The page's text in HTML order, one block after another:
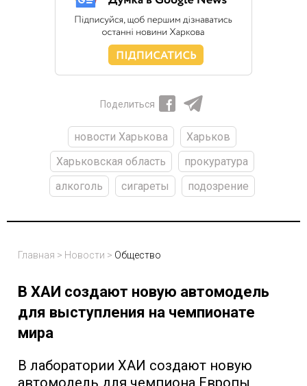
Поделиться
новости Харькова
Харьков
Харьковская область
прокуратура
алкоголь
сигареты подозрение
Главная > Новости > Общество
В ХАИ создают новую автомодель
для выступления на чемпионате
мира
В лаборатории ХАИ создают новую
автомодель для чемпиона Европы